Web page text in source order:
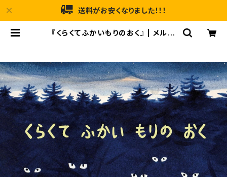
送料がお安くなりました！！！
『くらくてふかいもりのおく』 | メルヘ